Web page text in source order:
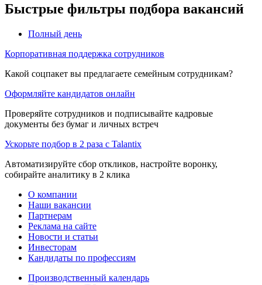
Быстрые фильтры подбора вакансий
Полный день
Корпоративная поддержка сотрудников
Какой соцпакет вы предлагаете семейным сотрудникам?
Оформляйте кандидатов онлайн
Проверяйте сотрудников и подписывайте кадровые
документы без бумаг и личных встреч
Ускорьте подбор в 2 раза с Talantix
Автоматизируйте сбор откликов, настройте воронку,
собирайте аналитику в 2 клика
О компании
Наши вакансии
Партнерам
Реклама на сайте
Новости и статьи
Инвесторам
Кандидаты по профессиям
Производственный календарь